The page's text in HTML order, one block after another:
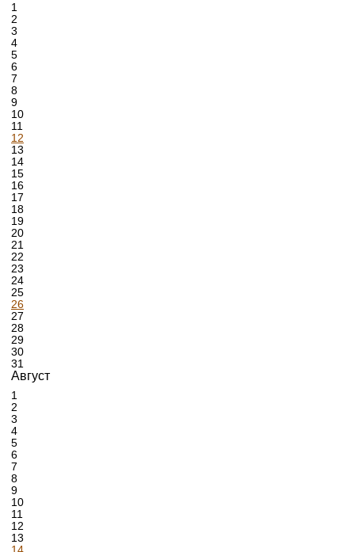
1
2
3
4
5
6
7
8
9
10
11
12
13
14
15
16
17
18
19
20
21
22
23
24
25
26
27
28
29
30
31
Август
1
2
3
4
5
6
7
8
9
10
11
12
13